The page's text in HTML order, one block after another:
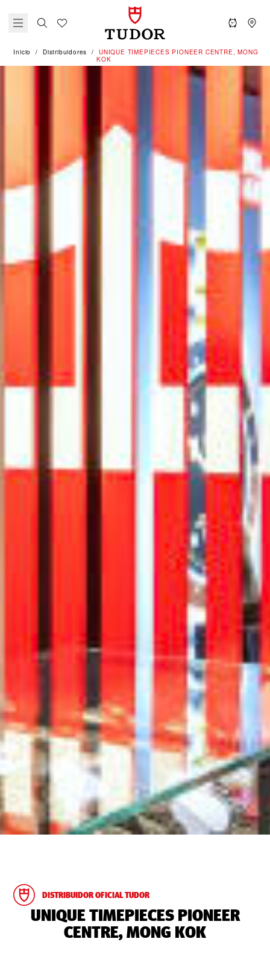
Inicio Distribuidores
‭UNIQUE TIMEPIECES PIONEER CENTRE, MONG
KOK‬
DISTRIBUIDOR OFICIAL TUDOR
‭UNIQUE TIMEPIECES PIONEER
CENTRE, MONG KOK‬